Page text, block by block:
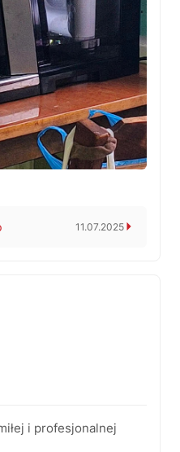
11.07.2025
ale zawsze z
Pozdrawiamy
i profesjonalnej